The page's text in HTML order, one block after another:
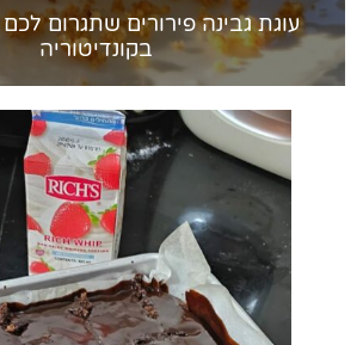
עוגת גבינה פירורים שתגרום
בקונדיטוריה